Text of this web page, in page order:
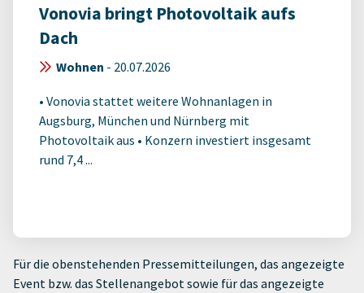
Vonovia bringt Photovoltaik aufs
Dach
Wohnen - 20.07.2026
• Vonovia stattet weitere Wohnanlagen in
Augsburg, München und Nürnberg mit
Photovoltaik aus • Konzern investiert insgesamt
rund 7,4 ...
Für die obenstehenden Pressemitteilungen, das angezeigte
Event bzw. das Stellenangebot sowie für das angezeigte